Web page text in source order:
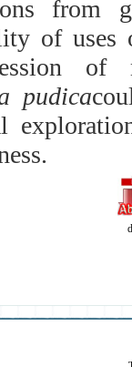
from
of uses
of
pudica
.